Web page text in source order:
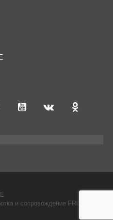
и сопровождение FRISH & С